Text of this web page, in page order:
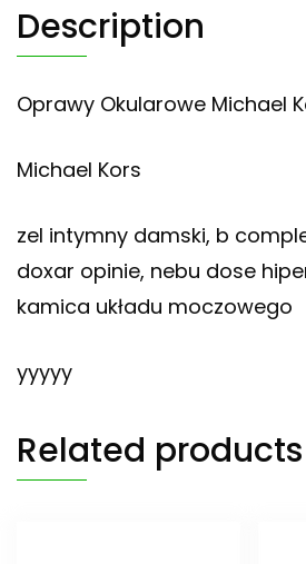
Description
Oprawy Okularowe Michael
Michael Kors
zel intymny damski, b
doxar opinie, nebu dose
kamica układu moczowego
yyyyy
Related products